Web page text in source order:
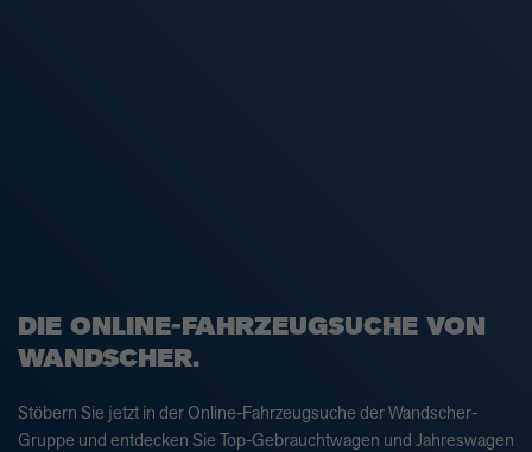
DIE ONLINE-FAHRZEUGSUCHE VON
WANDSCHER.
Stöbern Sie jetzt in der Online-Fahrzeugsuche der Wandscher-
Gruppe und entdecken Sie Top-Gebrauchtwagen und Jahreswagen